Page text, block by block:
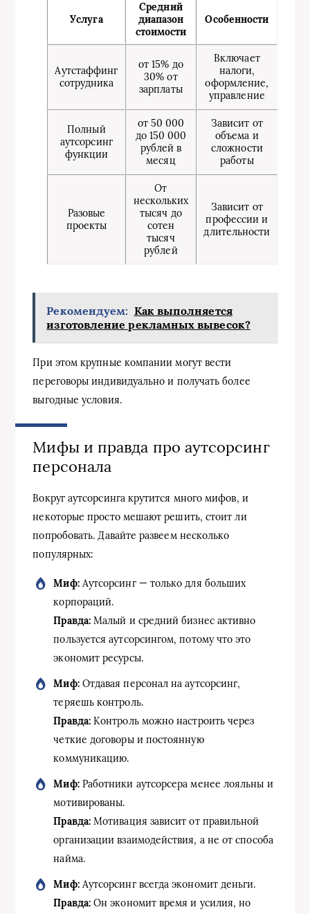
Услуга
Средний
диапазон
стоимости
Особенности
Аутстаффинг
сотрудника
от 15% до
30% от
зарплаты
Включает
налоги,
оформление,
управление
Полный
аутсорсинг
функции
от 50 000
до 150 000
рублей в
месяц
Зависит от
объема и
сложности
работы
Разовые
проекты
От
нескольких
тысяч до
сотен
тысяч
рублей
Зависит от
профессии и
длительности
Рекомендуем: Как выполняется
изготовление рекламных вывесок?
При этом крупные компании могут вести
переговоры индивидуально и получать более
выгодные условия.
Мифы и правда про аутсорсинг
персонала
Вокруг аутсорсинга крутится много мифов, и
некоторые просто мешают решить, стоит ли
попробовать. Давайте развеем несколько
популярных:
Миф:Аутсорсинг — только для больших
корпораций.
Правда:Малый и средний бизнес активно
пользуется аутсорсингом, потому что это
экономит ресурсы.
Миф:Отдавая персонал на аутсорсинг,
теряешь контроль.
Правда:Контроль можно настроить через
четкие договоры и постоянную
коммуникацию.
Миф:Работники аутсорсера менее лояльны и
мотивированы.
Правда:Мотивация зависит от правильной
организации взаимодействия, а не от способа
найма.
Миф:Аутсорсинг всегда экономит деньги.
Правда:Он экономит время и усилия, но